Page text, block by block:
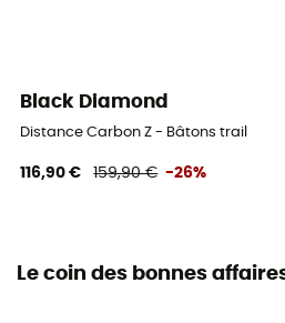
Black Diamond
Distance Carbon Z - Bâtons trail
116,90 € 159,90 € -26%
Le coin des bonnes